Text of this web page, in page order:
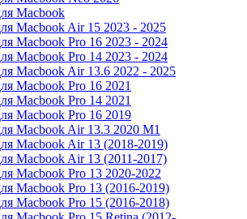
Macbook
Macbook Air 15 2023 - 2025
Macbook Pro 16 2023 - 2024
Macbook Pro 14 2023 - 2024
Macbook Air 13.6 2022 - 2025
Macbook Pro 16 2021
Macbook Pro 14 2021
Macbook Pro 16 2019
Macbook Air 13.3 2020 M1
Macbook Air 13 (2018-2019)
Macbook Air 13 (2011-2017)
Macbook Pro 13 2020-2022
Macbook Pro 13 (2016-2019)
Macbook Pro 15 (2016-2018)